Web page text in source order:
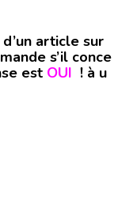
article sur
s’il conce
est OUI ! à u